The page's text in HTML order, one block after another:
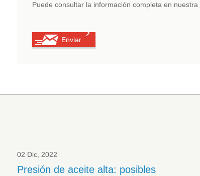
Puede consultar la información completa en nuestra
02 Dic, 2022
Presión de aceite alta: posibles